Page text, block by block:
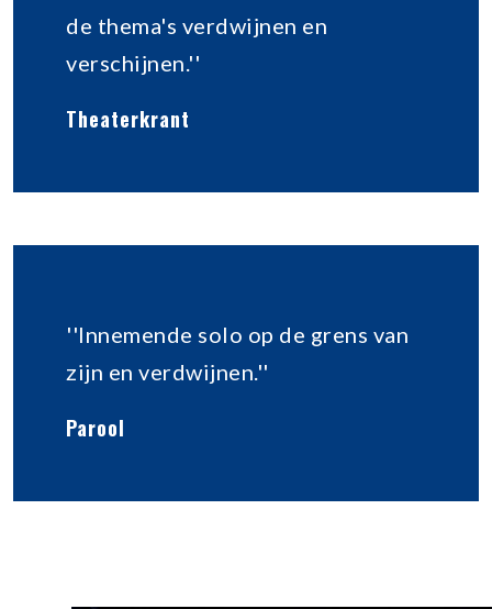
de thema's verdwijnen en
verschijnen.''
Theaterkrant
''Innemende solo op de grens van
zijn en verdwijnen.''
Parool